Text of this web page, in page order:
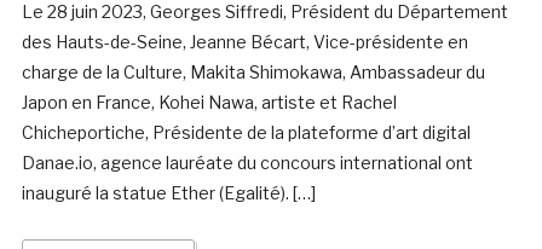
Le 28 juin 2023, Georges Siffredi, Président du Département
des Hauts-de-Seine, Jeanne Bécart, Vice-présidente en
charge de la Culture, Makita Shimokawa, Ambassadeur du
Japon en France, Kohei Nawa, artiste et Rachel
Chicheportiche, Présidente de la plateforme d’art digital
Danae.io, agence lauréate du concours international ont
inauguré la statue Ether (Egalité). […]